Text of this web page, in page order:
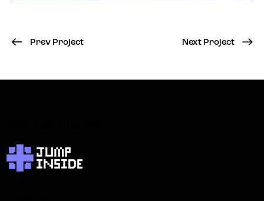
Prev Project Next Project